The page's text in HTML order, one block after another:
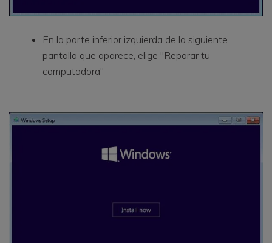
En la parte inferior izquierda de la siguiente
pantalla que aparece, elige "Reparar tu
computadora"